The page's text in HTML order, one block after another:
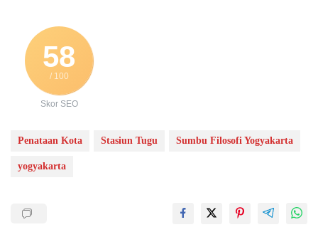
58
/ 100
Skor SEO
Penataan Kota Stasiun Tugu Sumbu Filosofi Yogyakarta
yogyakarta